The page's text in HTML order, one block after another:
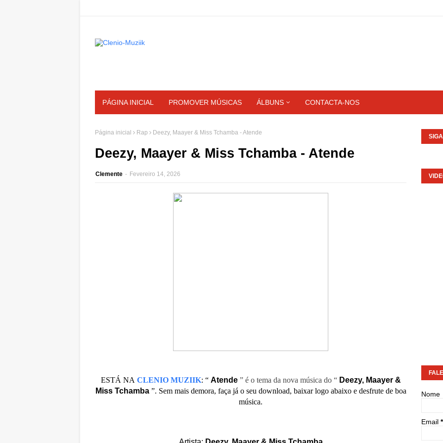
PÁGINA INICIAL PROMOVER MÚSICAS ÁLBUNS CONTACTA-NOS
Página inicial Rap Deezy, Maayer & Miss Tchamba - Atende
Deezy, Maayer & Miss Tchamba - Atende
Clemente - Fevereiro 14, 2026
ESTÁ NA CLENIO MUZIIK: “ Atende ” é o tema da nova música do “ Deezy, Maayer &
Miss Tchamba ”. Sem mais demora, faça já o seu download, baixar logo abaixo e desfrute de boa
música.
Nome
Email *